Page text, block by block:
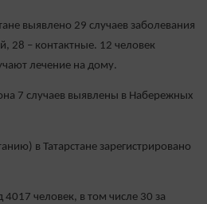
выявлено 29 случаев заболевания
28 – контактные. 12 человек
лечение на дому.
7 случаев выявлены в Набережных
в Татарстане зарегистрировано
человек, в том числе 30 за